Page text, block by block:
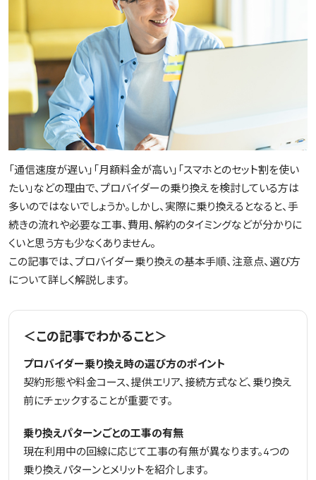
光電話
光テレビ
料金プラン
よくある質問
「通信速度が遅い」「月額料金が高い」「スマホとのセット割を使い
たい」などの理由で、プロバイダーの乗り換えを検討している方は
多いのではないでしょうか。しかし、実際に乗り換えるとなると、手
続きの流れや必要な工事、費用、解約のタイミングなどが分かりに
くいと思う方も少なくありません。
この記事では、プロバイダー乗り換えの基本手順、注意点、選び方
について詳しく解説します。
＜この記事でわかること＞
プロバイダー乗り換え時の選び方のポイント
契約形態や料金コース、提供エリア、接続方式など、乗り換え
前にチェックすることが重要です。
乗り換えパターンごとの工事の有無
現在利用中の回線に応じて工事の有無が異なります。4つの
乗り換えパターンとメリットを紹介します。